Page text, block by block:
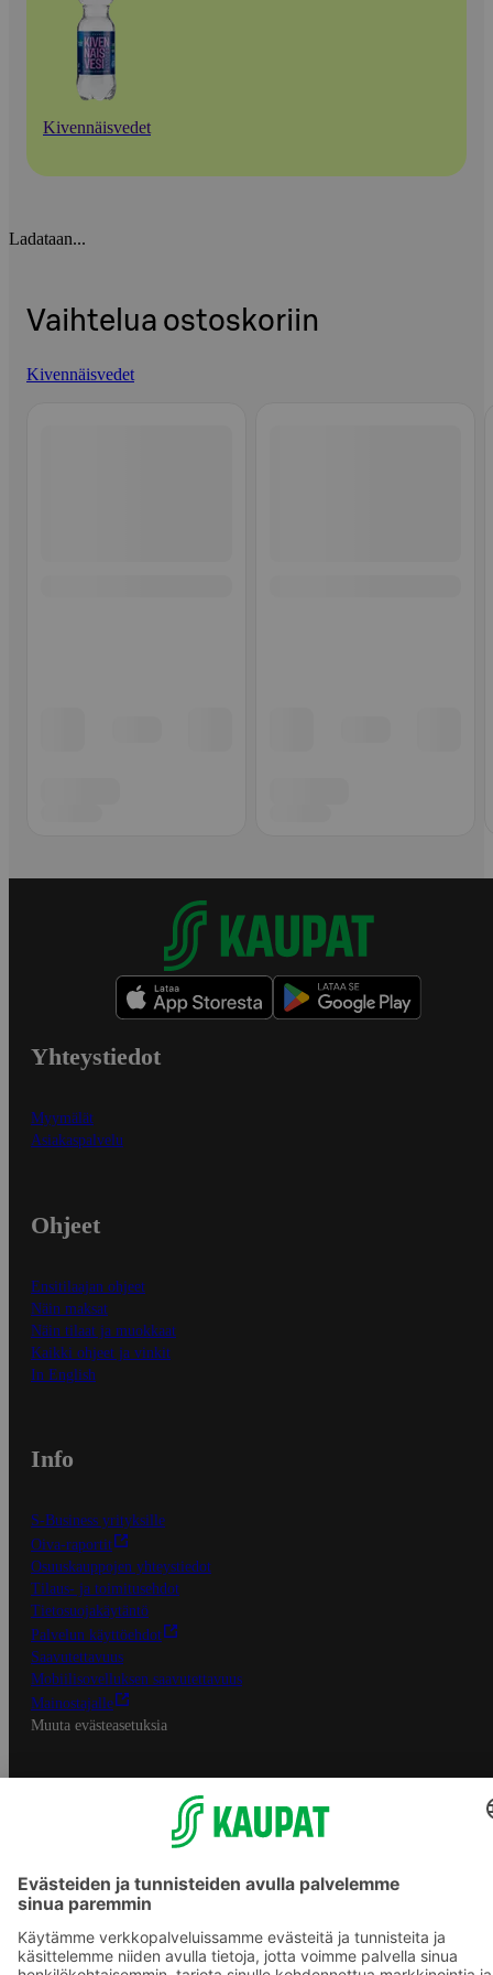
Kivennäisvedet
Ladataan...
Vaihtelua ostoskoriin
Kivennäisvedet
Yhteystiedot
Myymälät
Asiakaspalvelu
Ohjeet
Ensitilaajan ohjeet
Näin maksat
Näin tilaat ja muokkaat
Kaikki ohjeet ja vinkit
In English
Info
S-Business yrityksille
Oiva-raportit
Osuuskauppojen yhteystiedot
Tilaus- ja toimitusehdot
Tietosuojakäytäntö
Palvelun käyttöehdot
Saavutettavuus
Mobiilisovelluksen saavutettavuus
Mainostajalle
Muuta evästeasetuksia
S-ryhmän palvelut
S-ryhmä
Asiakasomistajuus
S-ostoslista -sovellus
Prisma.fi